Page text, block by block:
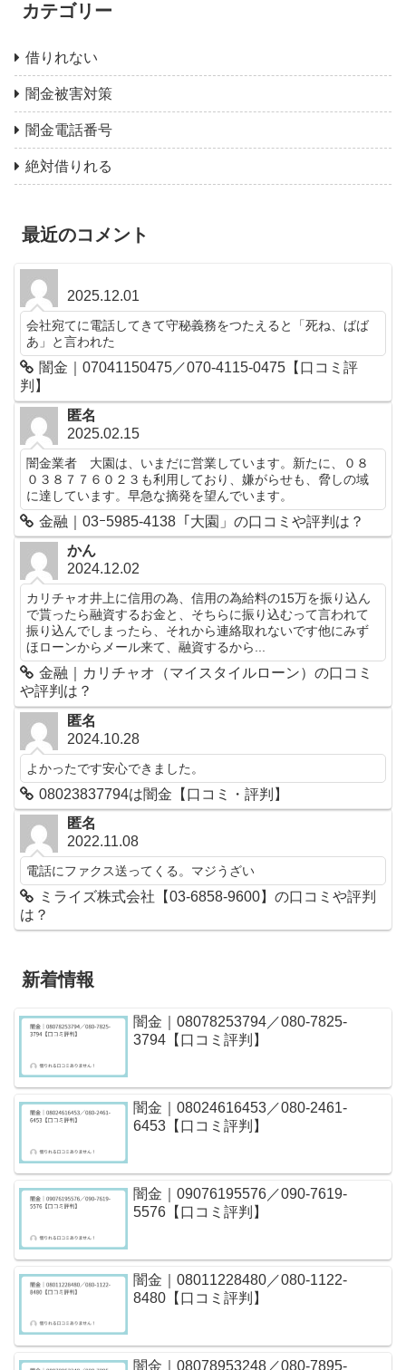
カテゴリー
借りれない
闇金被害対策
闇金電話番号
絶対借りれる
最近のコメント
2025.12.01
会社宛てに電話してきて守秘義務をつたえると「死ね、ばば
あ」と言われた
闇金｜07041150475／070-4115-0475【口コミ評
判】
匿名
2025.02.15
闇金業者 大園は、いまだに営業しています。新たに、０８
０３８７７６０２３も利用しており、嫌がらせも、脅しの域
に達しています。早急な摘発を望んでいます。
金融｜03ｰ5985-4138「大園」の口コミや評判は？
かん
2024.12.02
カリチャオ井上に信用の為、信用の為給料の15万を振り込ん
で貰ったら融資するお金と、そちらに振り込むって言われて
振り込んでしまったら、それから連絡取れないです他にみず
ほローンからメール来て、融資するから...
金融｜カリチャオ（マイスタイルローン）の口コミ
や評判は？
匿名
2024.10.28
よかったです安心できました。
08023837794は闇金【口コミ・評判】
匿名
2022.11.08
電話にファクス送ってくる。マジうざい
ミライズ株式会社【03-6858-9600】の口コミや評判
は？
新着情報
闇金｜08078253794／080-7825-
3794【口コミ評判】
闇金｜08024616453／080-2461-
6453【口コミ評判】
闇金｜09076195576／090-7619-
5576【口コミ評判】
闇金｜08011228480／080-1122-
8480【口コミ評判】
闇金｜08078953248／080-7895-